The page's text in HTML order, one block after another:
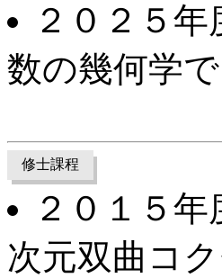
２０２５
数の幾何学で
修士課程
２０１５
次元双曲コ